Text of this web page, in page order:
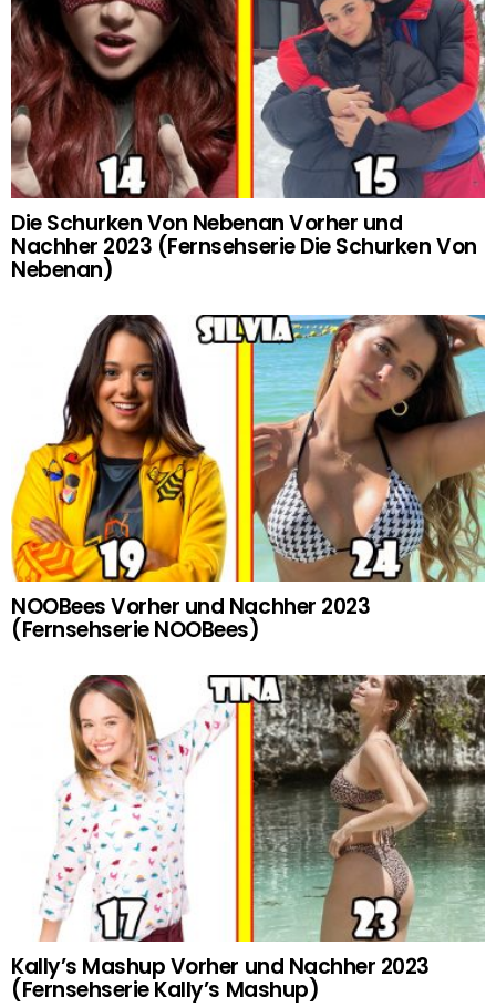
Die Schurken Von Nebenan Vorher und
Nachher 2023 (Fernsehserie Die Schurken Von
Nebenan)
NOOBees Vorher und Nachher 2023
(Fernsehserie NOOBees)
Kally’s Mashup Vorher und Nachher 2023
(Fernsehserie Kally’s Mashup)